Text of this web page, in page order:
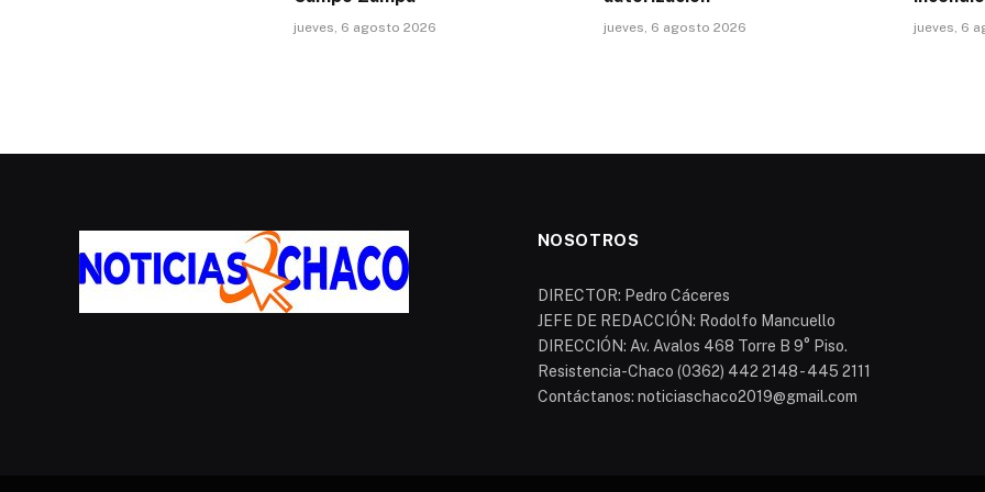
jueves, 6 agosto 2026 jueves, 6 agosto 2026 jueves, 6
NOSOTROS
DIRECTOR: Pedro Cáceres
JEFE DE REDACCIÓN: Rodolfo Mancuello
DIRECCIÓN: Av. Avalos 468 Torre B 9° Piso.
Resistencia-Chaco (0362) 442 2148 - 445 2111
Contáctanos: noticiaschaco2019@gmail.com